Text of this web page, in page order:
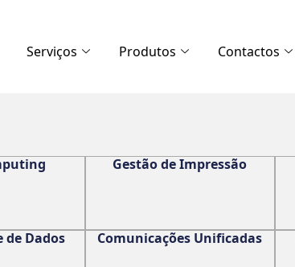
Serviços Produtos Contactos
Gestão de Impressão
de Dados Comunicações Unificadas